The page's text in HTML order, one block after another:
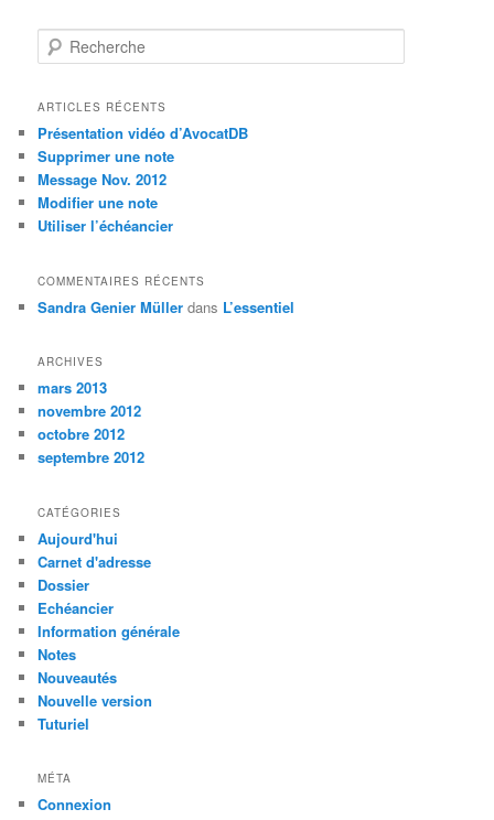
e
h
r
c
h
e
ARTICLES RÉCENTS
Présentation vidéo d’AvocatDB
Supprimer une note
Message Nov. 2012
Modifier une note
Utiliser l’échéancier
COMMENTAIRES RÉCENTS
Sandra Genier Müller dans L’essentiel
ARCHIVES
mars 2013
novembre 2012
octobre 2012
septembre 2012
CATÉGORIES
Aujourd'hui
Carnet d'adresse
Dossier
Echéancier
Information générale
Notes
Nouveautés
Nouvelle version
Tuturiel
MÉTA
Connexion